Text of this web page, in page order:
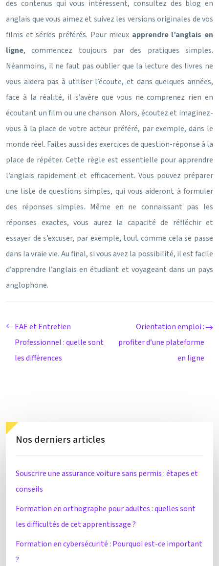
des contenus qui vous intéressent, consultez des blog en
anglais que vous aimez et suivez les versions originales de vos
films et séries préférés. Pour mieux apprendre l’anglais en
ligne, commencez toujours par des pratiques simples.
Néanmoins, il ne faut pas oublier que la lecture des livres ne
vous aidera pas à utiliser l’écoute, et dans quelques années,
face à la réalité, il s’avère que vous ne comprenez rien en
écoutant un film ou une chanson. Alors, écoutez et imaginez-
vous à la place de votre acteur préféré, par exemple, dans le
monde réel. Faites aussi des exercices de question-réponse à la
place de répéter. Cette règle est essentielle pour apprendre
l’anglais rapidement et efficacement. Vous pouvez préparer
une liste de questions simples, qui vous aideront à formuler
des réponses simples. Même en ne connaissant pas les
réponses exactes, vous aurez la capacité de réfléchir et
essayer de s’excuser, par exemple, tout comme cela se passe
dans la vraie vie. Au final, si vous avez la possibilité, il est facile
d’apprendre l’anglais en étudiant et voyageant dans un pays
anglophone.
EAE et Entretien
Professionnel : quelle sont
les différences
Orientation emploi :
profiter d’une plateforme
en ligne
Nos derniers articles
Souscrire une assurance voiture sans permis : étapes et
conseils
Formation en orthographe pour adultes : quelles sont
les difficultés de cet apprentissage ?
Formation en cybersécurité : Pourquoi est-ce important
?